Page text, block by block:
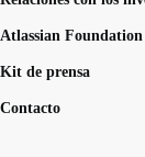
Atlassian Foundation
Kit de prensa
Contacto